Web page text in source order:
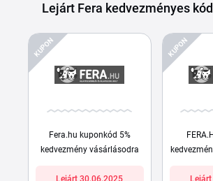
Lejárt Fera kedvezményes
KUPON
Fera.hu kuponkód 5%
kedvezmény vásárlásodra
Lejárt 30.06.2025
KUPON